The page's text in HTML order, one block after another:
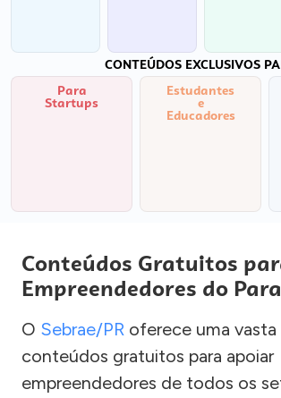
CONTEÚDOS EXCLUSIVOS
Para
Startups
Estudantes
e
Educadores
Conteúdos Gratuitos
Empreendedores do
O Sebrae/PR oferece uma
conteúdos gratuitos para apoiar
empreendedores de todos os